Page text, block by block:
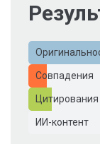
Совпадения
Цитирования
ИИ-контент